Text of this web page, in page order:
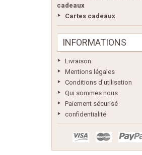
cadeaux
Cartes cadeaux
INFORMATIONS
Livraison
Mentions légales
Conditions d'utilisation
Qui sommes nous
Paiement sécurisé
confidentialité